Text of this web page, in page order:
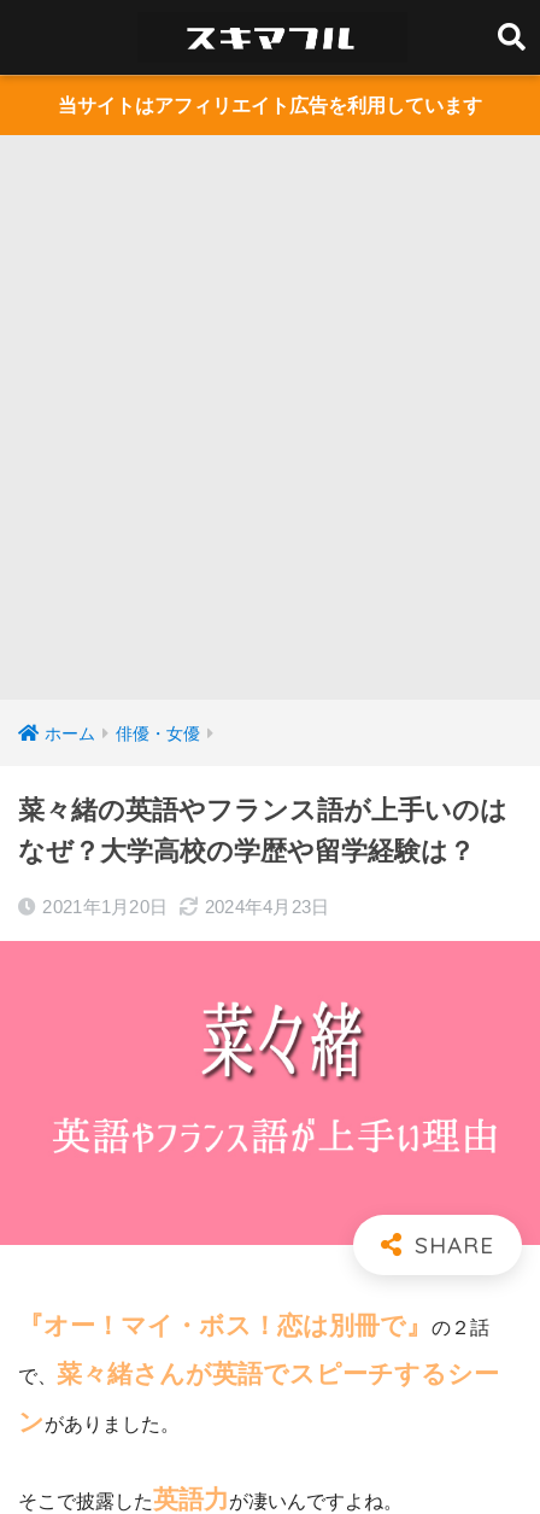
当サイトはアフィリエイト広告を利用しています
ホーム 俳優・女優
菜々緒の英語やフランス語が上手いのは
なぜ？大学高校の学歴や留学経験は？
2021年1月20日 2024年4月23日
『オー！マイ・ボス！恋は別冊で』 の２話
で、 菜々緒さんが英語でスピーチするシー
ンがありました。
そこで披露した英語力が凄いんですよね。